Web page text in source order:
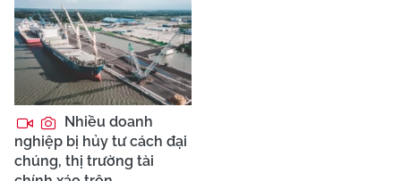
Nhiều doanh
nghiệp bị hủy tư cách đại
chúng, thị trường tài